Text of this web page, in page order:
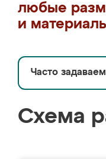
любые
и
Часто
Схема